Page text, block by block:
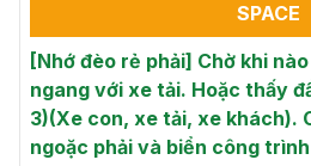
SPACE
[Nhớ đèo rẻ phải] Chờ khi
ngang với xe tải. Hoặc thấy
3)(Xe con, xe tải, xe khách).
ngoặc phải và biển công